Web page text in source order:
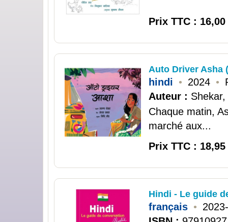
Prix TTC : 16,00
Auto Driver Asha
hindi • 2024 •
Auteur :
Chaque matin,
marché aux...
Prix TTC : 18,95
Hindi - Le guide
français •